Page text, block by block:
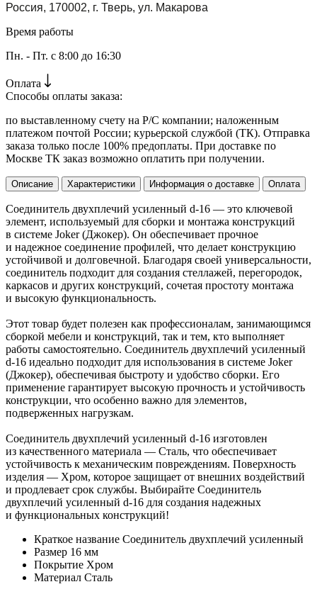
Россия, 170002, г. Тверь, ул. Макарова
Время работы
Пн. - Пт. с 8:00 до 16:30
Оплата
Способы оплаты заказа:
по выставленному счету на Р/С компании; наложенным
платежом почтой России; курьерской службой (ТК). Отправка
заказа только после 100% предоплаты. При доставке по
Москве ТК заказ возможно оплатить при получении.
Описание Характеристики Информация о доставке Оплата
Соединитель двухплечий усиленный d-16 — это ключевой
элемент, используемый для сборки и монтажа конструкций
в системе Joker (Джокер). Он обеспечивает прочное
и надежное соединение профилей, что делает конструкцию
устойчивой и долговечной. Благодаря своей универсальности,
соединитель подходит для создания стеллажей, перегородок,
каркасов и других конструкций, сочетая простоту монтажа
и высокую функциональность.
Этот товар будет полезен как профессионалам, занимающимся
сборкой мебели и конструкций, так и тем, кто выполняет
работы самостоятельно. Соединитель двухплечий усиленный
d-16 идеально подходит для использования в системе Joker
(Джокер), обеспечивая быстроту и удобство сборки. Его
применение гарантирует высокую прочность и устойчивость
конструкции, что особенно важно для элементов,
подверженных нагрузкам.
Соединитель двухплечий усиленный d-16 изготовлен
из качественного материала — Сталь, что обеспечивает
устойчивость к механическим повреждениям. Поверхность
изделия — Хром, которое защищает от внешних воздействий
и продлевает срок службы. Выбирайте Соединитель
двухплечий усиленный d-16 для создания надежных
и функциональных конструкций!
Краткое название Соединитель двухплечий усиленный
Размер 16 мм
Покрытие Хром
Материал Сталь